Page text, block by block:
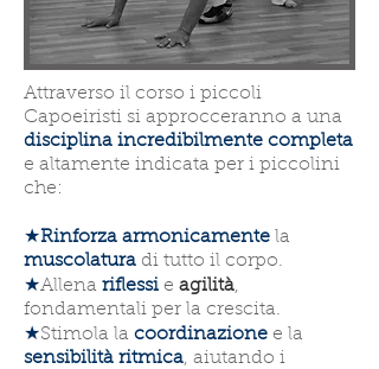
Attraverso il corso i piccoli
Capoeiristi si approcceranno a una
disciplina incredibilmente completa
e altamente indicata per i piccolini
che:
★Rinforza armonicamente la
muscolatura di tutto il corpo.
★Allena riflessi e agilità,
fondamentali per la crescita.
★Stimola la coordinazione e la
sensibilità ritmica, aiutando i